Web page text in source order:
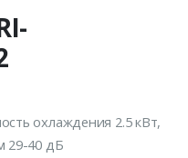
охлаждения 2.5 кВт,
29-40 дБ